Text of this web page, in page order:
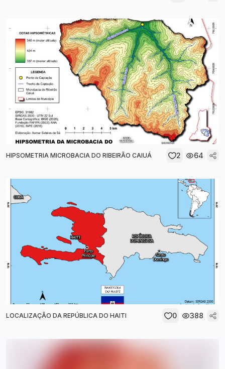
HIPSOMETRIA MICROBACIA DO RIBEIRÃO CAIUÁ 2 64
LOCALIZAÇÃO DA REPÚBLICA DO HAITI 0 388